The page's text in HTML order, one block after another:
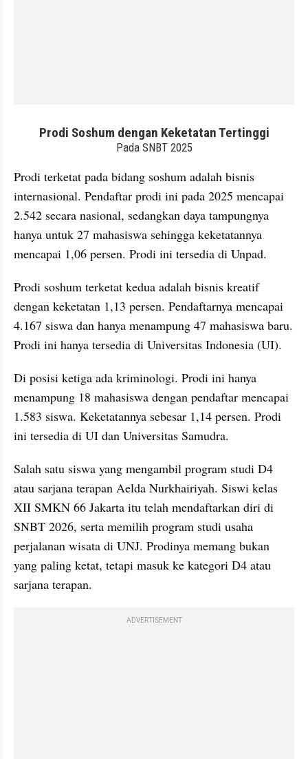
embed from external kumparan
Prodi terketat pada bidang soshum adalah bisnis
internasional. Pendaftar prodi ini pada 2025 mencapai
2.542 secara nasional, sedangkan daya tampungnya
hanya untuk 27 mahasiswa sehingga keketatannya
mencapai 1,06 persen. Prodi ini tersedia di Unpad.
Prodi soshum terketat kedua adalah bisnis kreatif
dengan keketatan 1,13 persen. Pendaftarnya mencapai
4.167 siswa dan hanya menampung 47 mahasiswa baru.
Prodi ini hanya tersedia di Universitas Indonesia (UI).
Di posisi ketiga ada kriminologi. Prodi ini hanya
menampung 18 mahasiswa dengan pendaftar mencapai
1.583 siswa. Keketatannya sebesar 1,14 persen. Prodi
ini tersedia di UI dan Universitas Samudra.
Salah satu siswa yang mengambil program studi D4
atau sarjana terapan Aelda Nurkhairiyah. Siswi kelas
XII SMKN 66 Jakarta itu telah mendaftarkan diri di
SNBT 2026, serta memilih program studi usaha
perjalanan wisata di UNJ. Prodinya memang bukan
yang paling ketat, tetapi masuk ke kategori D4 atau
sarjana terapan.
ADVERTISEMENT